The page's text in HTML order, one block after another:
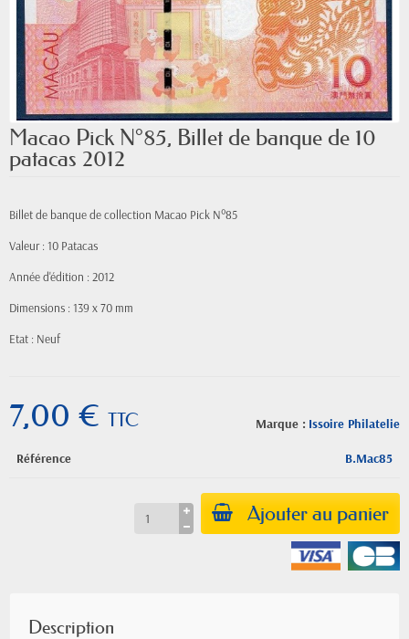
Macao Pick N°85, Billet de banque de 10
patacas 2012
Billet de banque de collection Macao Pick N°85
Valeur : 10 Patacas
Année d'édition : 2012
Dimensions : 139 x 70 mm
Etat : Neuf
Marque : Issoire Philatelie
7,00 € TTC
Référence B.Mac85
Ajouter au panier
Description